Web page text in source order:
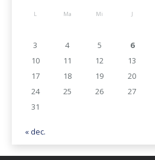
L Ma Mi J
3
4 5 6
10
11 12 13
17
18 19 20
24
25 26 27
31
« dec.